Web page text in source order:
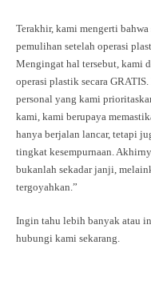
Terakhir, kami mengerti
pemulihan setelah operasi
Mengingat hal tersebut, kami
operasi plastik secara
personal yang kami
kami, kami berupaya
hanya berjalan lancar, tetapi
tingkat kesempurnaan.
bukanlah sekadar janji,
tergoyahkan.”
Ingin tahu lebih banyak atau
hubungi kami sekarang.